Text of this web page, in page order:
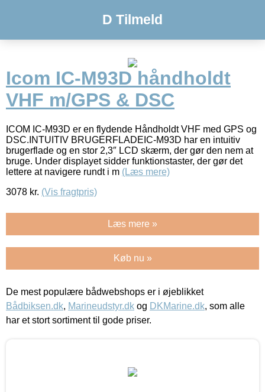
D Tilmeld
Icom IC-M93D håndholdt
VHF m/GPS & DSC
ICOM IC-M93D er en flydende Håndholdt VHF med GPS og
DSC.INTUITIV BRUGERFLADEIC-M93D har en intuitiv
brugerflade og en stor 2,3″ LCD skærm, der gør den nem at
bruge. Under displayet sidder funktionstaster, der gør det
lettere at navigere rundt i m (Læs mere)
3078 kr. (Vis fragtpris)
Læs mere »
Køb nu »
De mest populære bådwebshops er i øjeblikket
Bådbiksen.dk, Marineudstyr.dk og DKMarine.dk, som alle
har et stort sortiment til gode priser.